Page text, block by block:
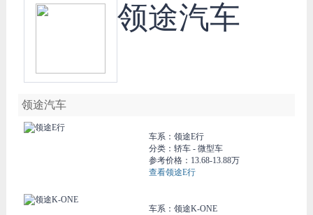
领途汽车
领途汽车
车系： 领途E行
分类：轿车 - 微型车
参考价格： 13.68-13.88万
查看领途E行
车系： 领途K-ONE